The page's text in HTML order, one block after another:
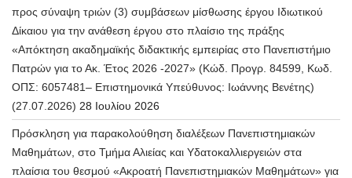
προς σύναψη τριών (3) συμβάσεων μίσθωσης έργου Ιδιωτικού
Δίκαιου για την ανάθεση έργου στο πλαίσιο της πράξης
«Απόκτηση ακαδημαϊκής διδακτικής εμπειρίας στο Πανεπιστήμιο
Πατρών για το Ακ. Έτος 2026 -2027» (Κώδ. Προγρ. 84599, Κωδ.
ΟΠΣ: 6057481– Επιστημονικά Υπεύθυνος: Ιωάννης Βενέτης)
(27.07.2026) 28 Ιουλίου 2026
Πρόσκληση για παρακολούθηση διαλέξεων Πανεπιστημιακών
Μαθημάτων, στο Τμήμα Αλιείας και Υδατοκαλλιεργειών στα
πλαίσια του θεσμού «Ακροατή Πανεπιστημιακών Μαθημάτων» για